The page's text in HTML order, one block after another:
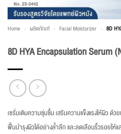
Home - ผลิตภัณฑ์ - Facial Moisturizer - 8D
8D HYA Encapsulation Serum
เซรั่มเติมความชุ่มชื้น เสริมความแข็งแรงให้ผิว ด้
ฟื้นบำรุงผิวได้อย่างล้ำลึก และลดเลือนริ้วรอยให้